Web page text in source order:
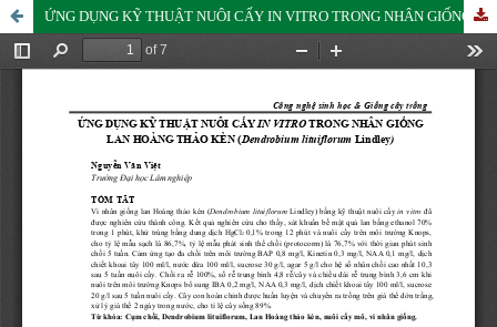
ỨNG DỤNG KỸ THUẬT NUÔI CẤY IN VITRO TRONG NHÂN GIỐNG LAN HOÀNG THẢO KÈN (Dendrobium lituiflorum Lindley)